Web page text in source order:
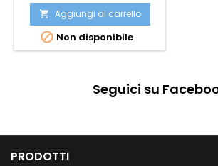
 Aggiungi al carrello
 Non disponibile
Seguici su
PRODOTTI